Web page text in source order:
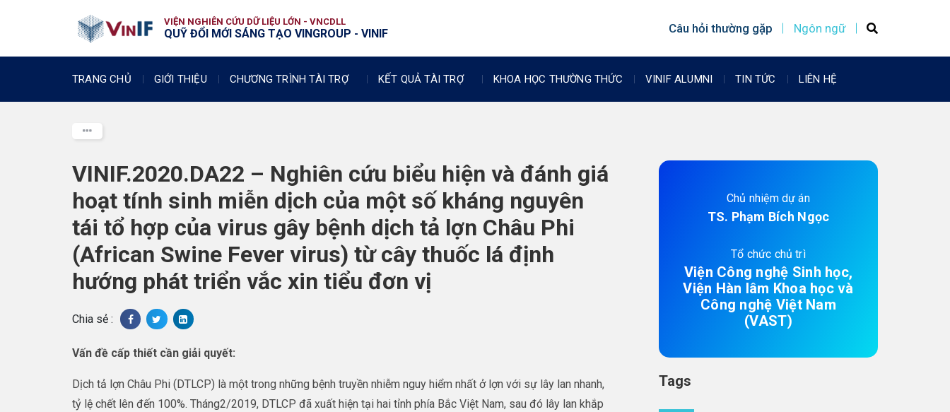
VIỆN NGHIÊN CỨU DỮ LIỆU LỚN - VNCDLL
QUỸ ĐỔI MỚI SÁNG TẠO VINGROUP - VINIF Câu hỏi thường gặp Ngôn ngữ
TRANG CHỦ GIỚI THIỆU CHƯƠNG TRÌNH TÀI TRỢ KẾT QUẢ TÀI TRỢ KHOA HỌC THƯỜNG THỨC VINIF ALUMNI TIN TỨC LIÊN HỆ
VINIF.2020.DA22 – Nghiên cứu biểu hiện và đánh giá
hoạt tính sinh miễn dịch của một số kháng nguyên
tái tổ hợp của virus gây bệnh dịch tả lợn Châu Phi
(African Swine Fever virus) từ cây thuốc lá định
hướng phát triển vắc xin tiểu đơn vị
Chia sẻ :
Vấn đề cấp thiết cần giải quyết:
Dịch tả lợn Châu Phi (DTLCP) là một trong những bệnh truyền nhiễm nguy hiểm nhất ở lợn với sự lây lan nhanh,
tỷ lệ chết lên đến 100%. Tháng2/2019, DTLCP đã xuất hiện tại hai tỉnh phía Bắc Việt Nam, sau đó lây lan khắp
Chủ nhiệm dự án
TS. Phạm Bích Ngọc
Tổ chức chủ trì
Viện Công nghệ Sinh học,
Viện Hàn lâm Khoa học và
Công nghệ Việt Nam
(VAST)
Tags